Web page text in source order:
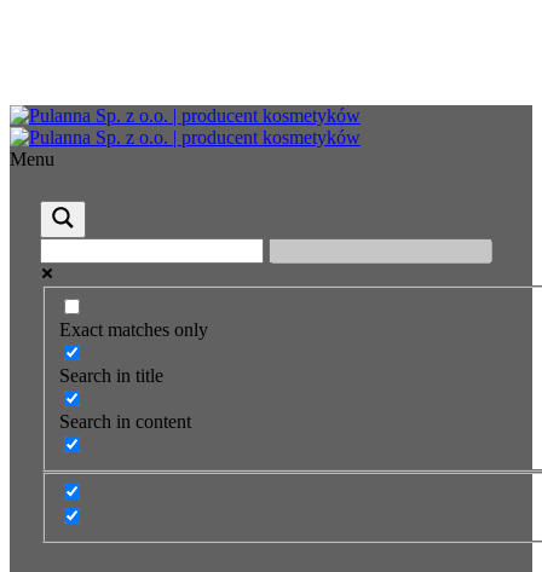
Menu
Exact matches only
Search in title
Search in content